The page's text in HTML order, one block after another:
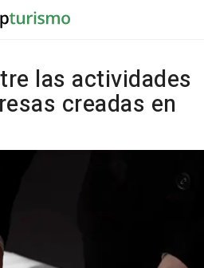
las actividades
creadas en